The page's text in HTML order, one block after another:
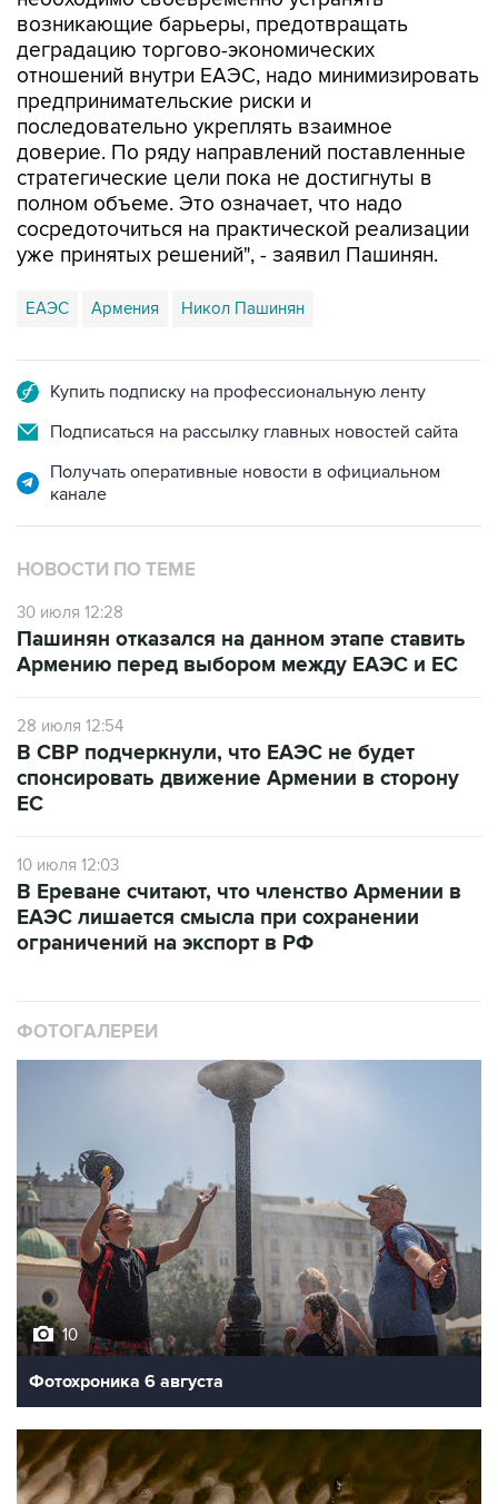
отношений внутри ЕАЭС, надо минимизировать
предпринимательские риски и
последовательно укреплять взаимное
доверие. По ряду направлений поставленные
стратегические цели пока не достигнуты в
полном объеме. Это означает, что надо
сосредоточиться на практической реализации
уже принятых решений", - заявил Пашинян.
ЕАЭС Армения Никол Пашинян
Подписаться на рассылку главных новостей сайта
Получать оперативные новости в официальном
НОВОСТИ ПО ТЕМЕ
30 июля 12:28
Армению перед выбором между ЕАЭС и ЕС
28 июля 12:54
спонсировать движение Армении в сторону
ЕС
ЕАЭС лишается смысла при сохранении
ограничений на экспорт в РФ
Фотохроника 6 августа